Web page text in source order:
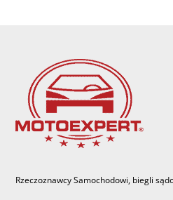
Rzeczoznawcy Samochodowi, biegli